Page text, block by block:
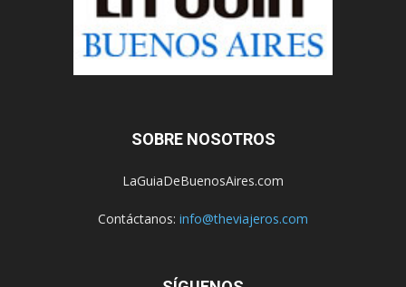
SOBRE NOSOTROS
LaGuiaDeBuenosAires.com
Contáctanos: info@theviajeros.com